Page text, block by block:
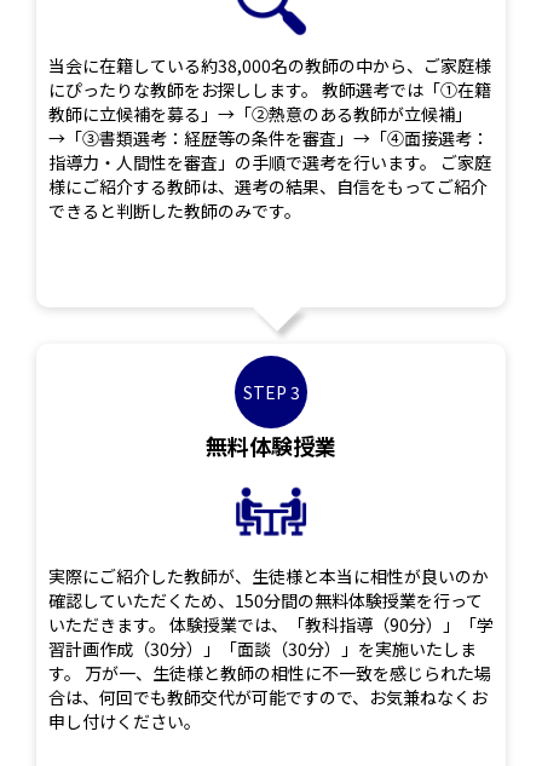
当会に在籍している約38,000名の教師の中から、ご家庭様
にぴったりな教師をお探しします。 教師選考では「①在籍
教師に立候補を募る」→「②熱意のある教師が立候補」
→「③書類選考：経歴等の条件を審査」→「④面接選考：
指導力・人間性を審査」の手順で選考を行います。 ご家庭
様にご紹介する教師は、選考の結果、自信をもってご紹介
できると判断した教師のみです。
STEP 3
無料体験授業
実際にご紹介した教師が、生徒様と本当に相性が良いのか
確認していただくため、150分間の無料体験授業を行って
いただきます。 体験授業では、「教科指導（90分）」「学
習計画作成（30分）」「面談（30分）」を実施いたしま
す。 万が一、生徒様と教師の相性に不一致を感じられた場
合は、何回でも教師交代が可能ですので、お気兼ねなくお
申し付けください。